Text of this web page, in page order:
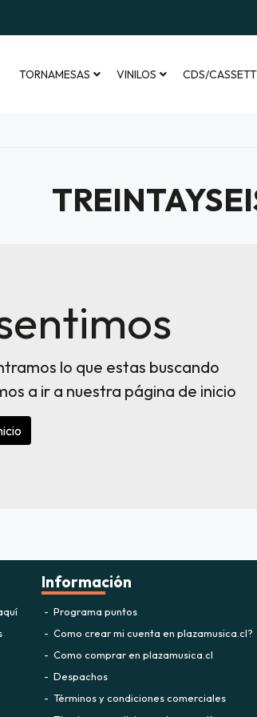
TORNAMESAS VINILOS CDS/
lo que estas buscando
a ir a nuestra página de inicio
Información
Programa puntos
Como crear mi cuenta en plazamusica.cl?
Como comprar en plazamusica.cl
Despachos
Términos y condiciones comerciales